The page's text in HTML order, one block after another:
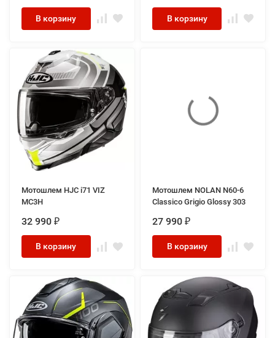
В корзину В корзину
Мотошлем HJC i71 VIZ
MC3H
32 990 ₽
В корзину
Мотошлем NOLAN N60-6
Classico Grigio Glossy 303
27 990 ₽
В корзину